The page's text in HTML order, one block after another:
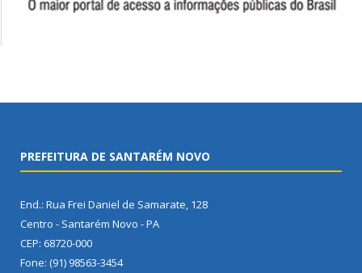
PREFEITURA DE SANTARÉM NOVO
End.: Rua Frei Daniel de Samarate, 128
Centro - Santarém Novo - PA
CEP: 68720-000
Fone: (91) 98563-3454